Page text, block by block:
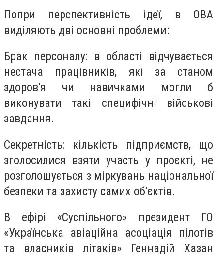
Попри перспективність ідеї, в ОВА
виділяють дві основні проблеми:
Брак персоналу: в області відчувається
нестача працівників, які за станом
здоров'я чи навичками могли б
виконувати такі специфічні військові
завдання.
Секретність: кількість підприємств, що
зголосилися взяти участь у проєкті, не
розголошується з міркувань національної
безпеки та захисту самих об'єктів.
В ефірі «Суспільного» президент ГО
«Українська авіаційна асоціація пілотів
та власників літаків» Геннадій Хазан